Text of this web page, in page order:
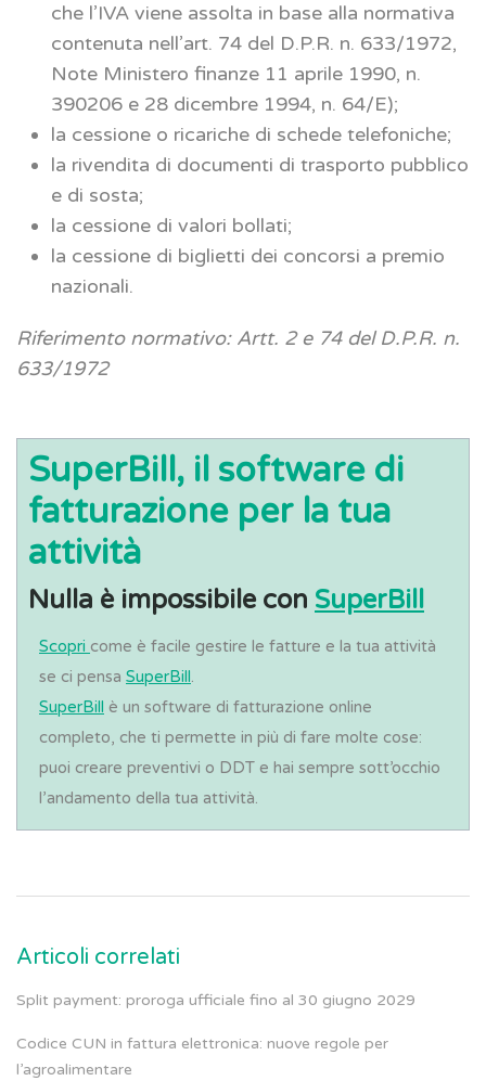
che l’IVA viene assolta in base alla normativa
contenuta nell’art. 74 del D.P.R. n. 633/1972,
Note Ministero finanze 11 aprile 1990, n.
390206 e 28 dicembre 1994, n. 64/E);
la cessione o ricariche di schede telefoniche;
la rivendita di documenti di trasporto pubblico
e di sosta;
la cessione di valori bollati;
la cessione di biglietti dei concorsi a premio
nazionali.
Riferimento normativo: Artt. 2 e 74 del D.P.R. n.
633/1972
SuperBill, il software di
fatturazione per la tua
attività
Nulla è impossibile con SuperBill
Scopri come è facile gestire le fatture e la tua attività
se ci pensa SuperBill .
SuperBill
è un software di fatturazione online
completo, che ti permette in più di fare molte cose:
puoi creare preventivi o DDT e hai sempre sott’occhio
l’andamento della tua attività.
Articoli correlati
Split payment: proroga ufficiale fino al 30 giugno 2029
Codice CUN in fattura elettronica: nuove regole per
l’agroalimentare